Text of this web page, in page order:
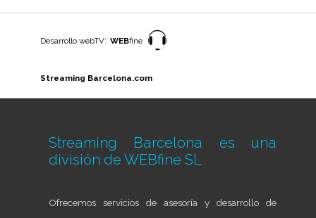
Desarrollo webTV: WEBfine
Streaming Barcelona.com
Streaming Barcelona es una
división de WEBfine SL
Ofrecemos servicios de asesoría y desarrollo de